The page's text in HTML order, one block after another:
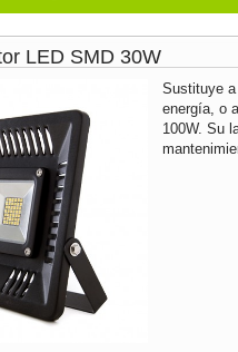
LED SMD 30W
Sustituye
energía, o
100W. Su